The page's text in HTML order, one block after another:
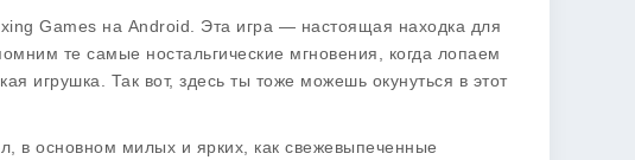
Games на Android. Эта игра — настоящая находка для
те самые ностальгические мгновения, когда лопаем
игрушка. Так вот, здесь ты тоже можешь окунуться в этот
в основном милых и ярких, как свежевыпеченные